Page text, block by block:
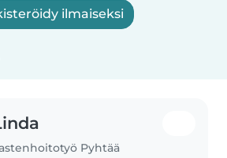
ilmaiseksi
Pyhtää